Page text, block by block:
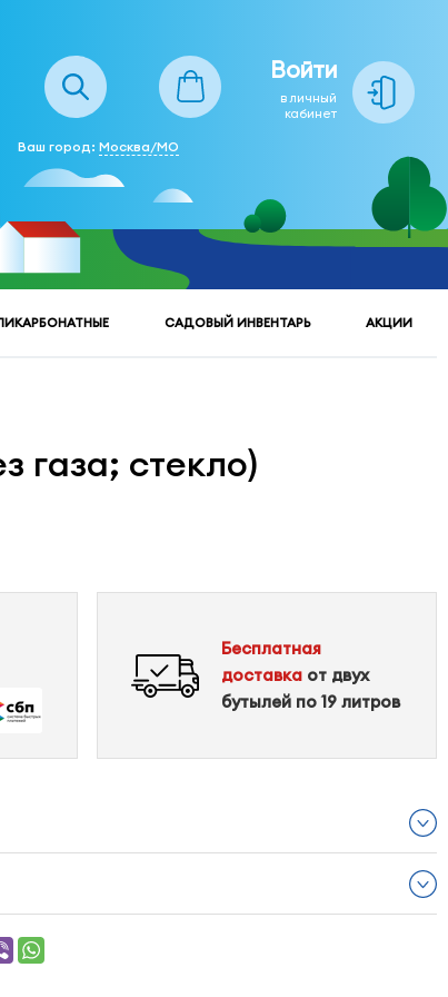
Войти
в личный
кабинет
Ваш город: Москва/МО
САДОВЫЙ ИНВЕНТАРЬ АКЦИИ
газа; стекло)
Бесплатная
доставкаот двух
бутылей по 19 литров